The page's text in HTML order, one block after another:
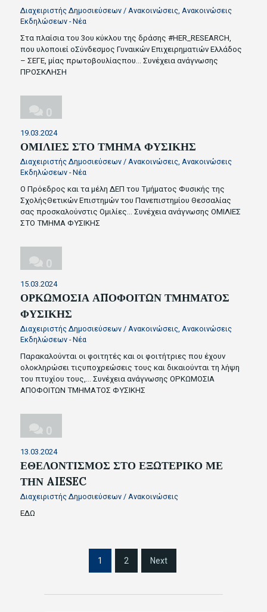
Διαχειριστής Δημοσιεύσεων / Ανακοινώσεις Ανακοινώσεις
Εκδηλώσεων - Νέα
Στα πλαίσια του 3ου κύκλου της δράσης #HER_RESEARCH,
που υλοποιεί οΣύνδεσμος Γυναικών Επιχειρηματιών Ελλάδος
– ΣΕΓΕ, μίας πρωτοβουλίαςπου… Συνέχεια ανάγνωσης
ΠΡΟΣΚΛΗΣΗ
0
19.03.2024
ΟΜΙΛΙΕΣ ΣΤΟ ΤΜΗΜΑ ΦΥΣΙΚΗΣ
Διαχειριστής Δημοσιεύσεων / Ανακοινώσεις, Ανακοινώσεις
Εκδηλώσεων - Νέα
Ο Πρόεδρος και τα μέλη ΔΕΠ του Τμήματος Φυσικής της
ΣχολήςΘετικών Επιστημών του Πανεπιστημίου Θεσσαλίας
σας προσκαλούνστις Ομιλίες… Συνέχεια ανάγνωσης ΟΜΙΛΙΕΣ
ΣΤΟ ΤΜΗΜΑ ΦΥΣΙΚΗΣ
0
15.03.2024
ΟΡΚΩΜΟΣΙΑ ΑΠΟΦΟΙΤΩΝ ΤΜΗΜΑΤΟΣ
ΦΥΣΙΚΗΣ
Διαχειριστής Δημοσιεύσεων / Ανακοινώσεις, Ανακοινώσεις
Εκδηλώσεων - Νέα
Παρακαλούνται οι φοιτητές και οι φοιτήτριες που έχουν
ολοκληρώσει τιςυποχρεώσεις τους και δικαιούνται τη λήψη
του πτυχίου τους,… Συνέχεια ανάγνωσης ΟΡΚΩΜΟΣΙΑ
ΑΠΟΦΟΙΤΩΝ ΤΜΗΜΑΤΟΣ ΦΥΣΙΚΗΣ
0
13.03.2024
ΕΘΕΛΟΝΤΙΣΜΟΣ ΣΤΟ ΕΞΩΤΕΡΙΚΟ ΜΕ
ΤΗΝ AIESEC
Διαχειριστής Δημοσιεύσεων / Ανακοινώσεις
ΕΔΩ
1 2 Next